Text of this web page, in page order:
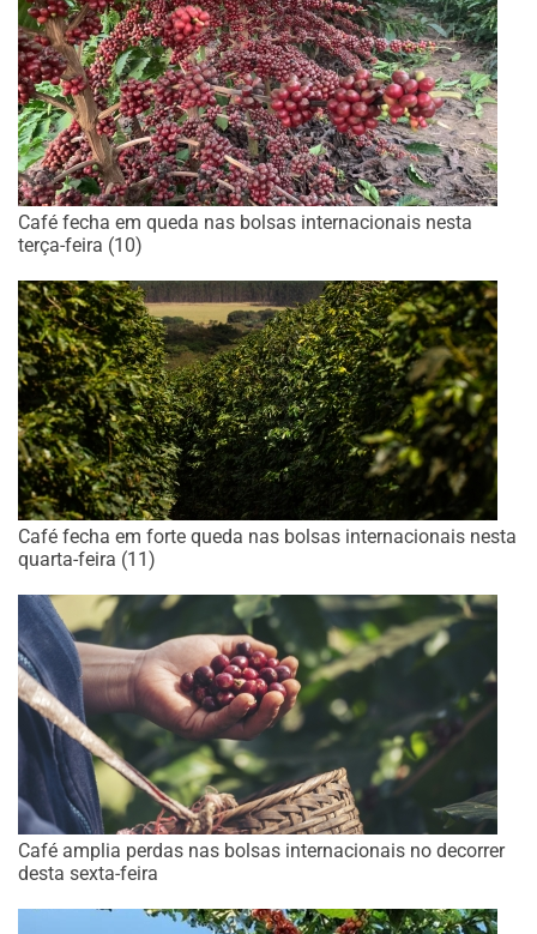
Café fecha em queda nas bolsas internacionais nesta
terça-feira (10)
Café fecha em forte queda nas bolsas internacionais nesta
quarta-feira (11)
Café amplia perdas nas bolsas internacionais no decorrer
desta sexta-feira